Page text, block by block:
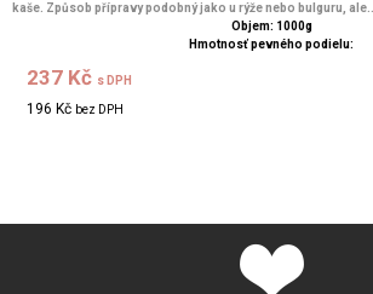
kaše. Způsob přípravy podobný jako u rýže nebo bulguru, ale...
Objem: 1000g
Hmotnosť pevného podielu:
237 Kč s DPH
196 Kč bez DPH